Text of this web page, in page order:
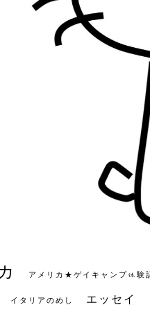
アメリカ★ゲイキャンプ体験
イタリアのめし エッセイ